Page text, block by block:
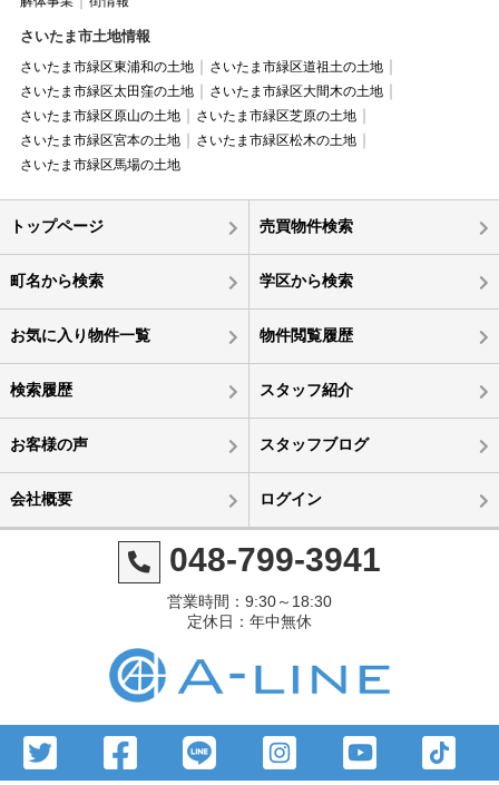
さいたま市土地情報
さいたま市緑区東浦和の土地
さいたま市緑区道祖土の土地
さいたま市緑区太田窪の土地
さいたま市緑区大間木の土地
さいたま市緑区原山の土地
さいたま市緑区芝原の土地
さいたま市緑区宮本の土地
さいたま市緑区松木の土地
さいたま市緑区馬場の土地
トップページ 売買物件検索
町名から検索 学区から検索
お気に入り物件一覧 物件閲覧履歴
検索履歴 スタッフ紹介
お客様の声 スタッフブログ
会社概要 ログイン
048-799-3941
営業時間：9:30～18:30
定休日：年中無休